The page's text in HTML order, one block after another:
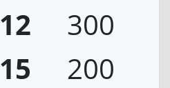
12
300
15
200